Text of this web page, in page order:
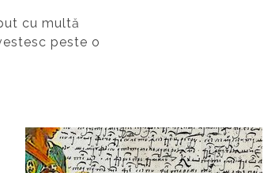
cu multă
peste o